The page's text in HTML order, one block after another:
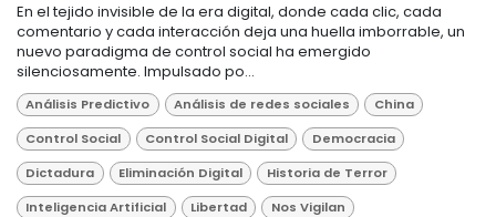
En el tejido invisible de la era digital, donde cada clic, cada
comentario y cada interacción deja una huella imborrable, un
nuevo paradigma de control social ha emergido
silenciosamente. Impulsado po...
Análisis Predictivo Análisis de redes sociales
China
Control Social
Control Social Digital
Democracia
Dictadura
Eliminación Digital
Historia de Terror
Inteligencia Artificial
Libertad
Nos Vigilan